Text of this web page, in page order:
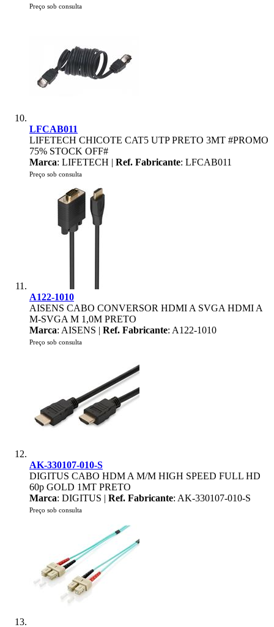
Preço sob consulta
LFCAB011
LIFETECH CHICOTE CAT5 UTP PRETO 3MT #PROMO
75% STOCK OFF#
Marca: LIFETECH | Ref. Fabricante: LFCAB011
Preço sob consulta
A122-1010
AISENS CABO CONVERSOR HDMI A SVGA HDMI A
M-SVGA M 1,0M PRETO
Marca: AISENS | Ref. Fabricante: A122-1010
Preço sob consulta
AK-330107-010-S
DIGITUS CABO HDM A M/M HIGH SPEED FULL HD
60p GOLD 1MT PRETO
Marca: DIGITUS | Ref. Fabricante: AK-330107-010-S
Preço sob consulta